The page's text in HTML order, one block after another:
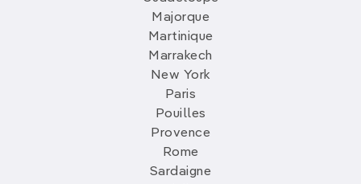
Majorque
Martinique
Marrakech
New York
Paris
Pouilles
Provence
Rome
Sardaigne